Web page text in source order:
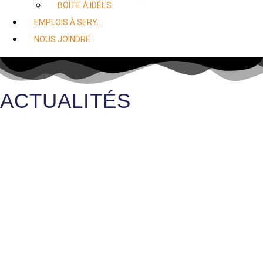
BOÎTE À IDÉES
EMPLOIS À SERY…
NOUS JOINDRE
ACTUALITÉS